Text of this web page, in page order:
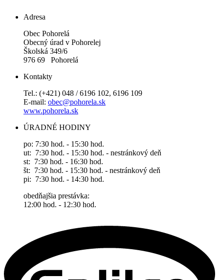
Adresa
Obec Pohorelá
Obecný úrad v Pohorelej
Školská 349/6
976 69 Pohorelá
Kontakty
Tel.: (+421) 048 / 6196 102, 6196 109
E-mail: obec@pohorela.sk
www.pohorela.sk
ÚRADNÉ HODINY
po: 7:30 hod. - 15:30 hod.
ut: 7:30 hod. - 15:30 hod. - nestránkový deň
st: 7:30 hod. - 16:30 hod.
št: 7:30 hod. - 15:30 hod. - nestránkový deň
pi: 7:30 hod. - 14:30 hod.
obedňajšia prestávka:
12:00 hod. - 12:30 hod.